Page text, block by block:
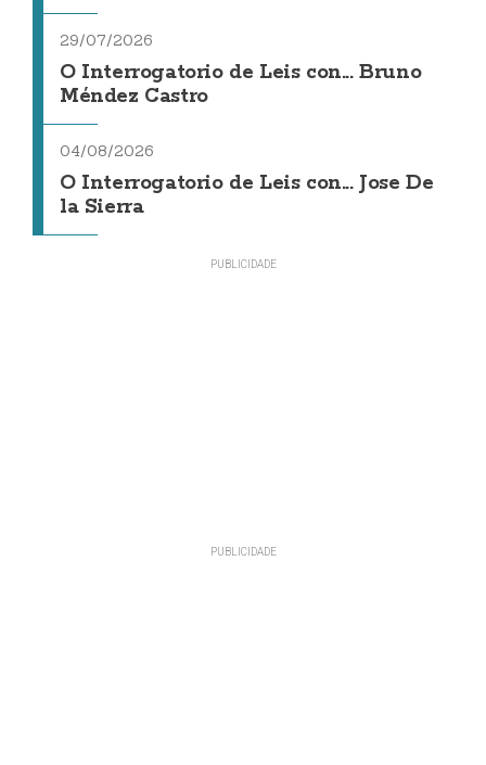
29/07/2026
O Interrogatorio de Leis con... Bruno
Méndez Castro
04/08/2026
O Interrogatorio de Leis con... Jose De
la Sierra